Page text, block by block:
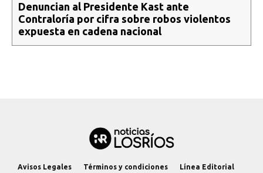
Denuncian al Presidente Kast ante
Contraloría por cifra sobre robos violentos
expuesta en cadena nacional
Avisos Legales Términos y condiciones Línea Editorial